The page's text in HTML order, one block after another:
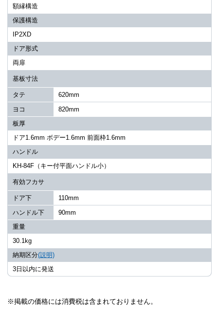
額縁構造
保護構造
IP2XD
ドア形式
両扉
基板寸法
タテ
620mm
ヨコ
820mm
板厚
ドア1.6mm ボデー1.6mm 前面枠1.6mm
ハンドル
KH-84F（キー付平面ハンドル小）
有効フカサ
ドア下
110mm
ハンドル下
90mm
重量
30.1kg
納期区分(説明)
3日以内に発送
※掲載の価格には消費税は含まれておりません。